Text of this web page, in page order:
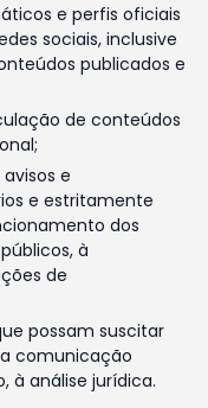
e perfis oficiais
sociais, inclusive
publicados e
de conteúdos
e
e estritamente
dos
à
de
possam suscitar
comunicação
à análise jurídica.